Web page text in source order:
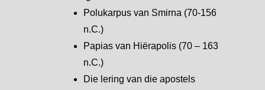
Polukarpus van Smirna (70-156
n.C.)
Papias van Hiërapolis (70 – 163
n.C.)
Die lering van die apostels